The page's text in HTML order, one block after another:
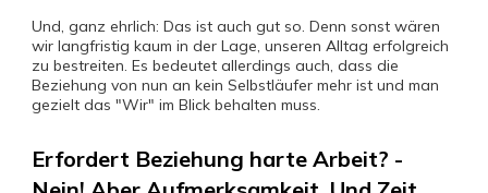
Und, ganz ehrlich: Das ist auch gut so. Denn sonst wären
wir langfristig kaum in der Lage, unseren Alltag erfolgreich
zu bestreiten. Es bedeutet allerdings auch, dass die
Beziehung von nun an kein Selbstläufer mehr ist und man
gezielt das "Wir" im Blick behalten muss.
Erfordert Beziehung harte Arbeit? -